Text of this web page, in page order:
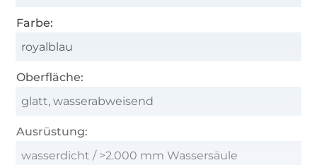
Farbe:
royalblau
Oberfläche:
glatt, wasserabweisend
Ausrüstung:
wasserdicht / >2.000 mm Wassersäule